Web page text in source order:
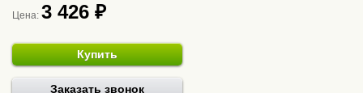
Цена: 3 426 ₽
Купить
Заказать звонок